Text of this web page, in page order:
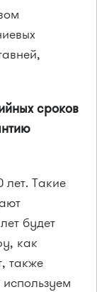
сроков
Такие
будет
как
также